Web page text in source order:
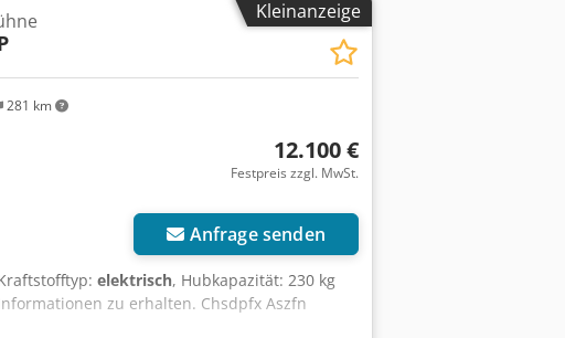
Kleinanzeige
281 km
12.100 €
Festpreis zzgl. MwSt.
Anfrage senden
elektrisch, Hubkapazität: 230 kg
zu erhalten. Chsdpfx Aszfn